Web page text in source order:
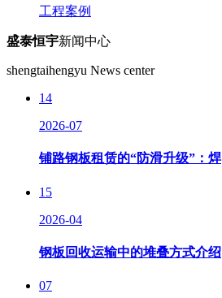
工程案例
盛泰恒宇新闻中心
shengtaihengyu News center
14
2026-07
铺路钢板租赁的“防滑升级”：焊
15
2026-04
钢板回收运输中的堆叠方式介绍
07